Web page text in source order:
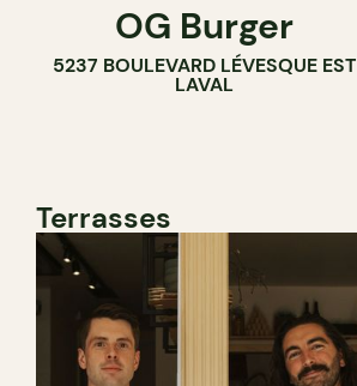
OG Burger
5237 BOULEVARD LÉVESQUE EST
LAVAL
Terrasses